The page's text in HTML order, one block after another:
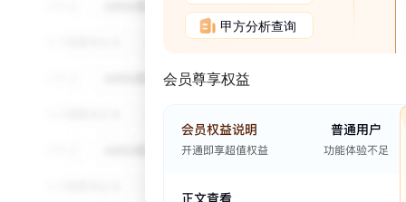
甲方分析查询
会员尊享权益